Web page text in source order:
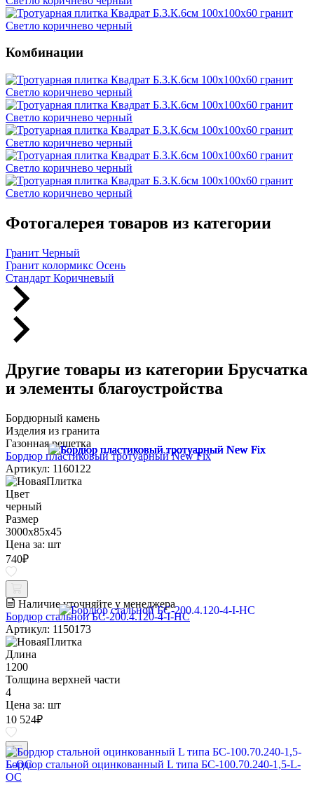
Комбинации
Фотогалерея товаров из категории
Гранит Черный
Гранит колормикс Осень
Стандарт Коричневый
Другие товары из категории Брусчатка
и элементы благоустройства
Бордюрный камень
Изделия из гранита
Газонная решетка
Бордюр пластиковый тротуарный New Fix
Артикул: 1160122
Цвет
черный
Размер
3000х85х45
Цена за: шт
740₽
Наличие уточняйте у менеджера
Бордюр стальной БС-200.4.120-4-I-НС
Артикул: 1150173
Длина
1200
Толщина верхней части
4
Цена за: шт
10 524₽
Бордюр стальной оцинкованный L типа БС-100.70.240-1,5-L-
ОС